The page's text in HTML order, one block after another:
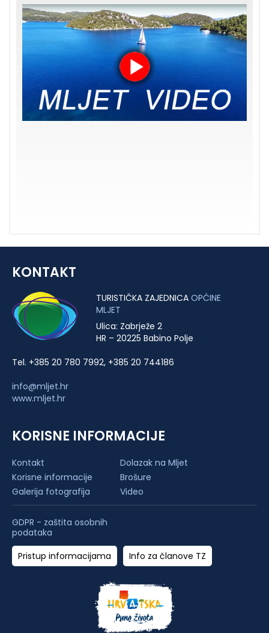
KONTAKT
TURISTIČKA ZAJEDNICA OPĆINE
MLJET
Ulica: Zabrježe 2
HR – 20225 Babino Polje
Tel. +385 20 780 7992, +385 20 744186
info@mljet.hr
www.mljet.hr
KORISNE INFORMACIJE
Kontakt
Dolazak na Mljet
Korisne informacije
Brošure
Galerija fotografija
Video
GDPR - zaštita osobnih
podataka
Pristup informacijama
Info za članove TZ